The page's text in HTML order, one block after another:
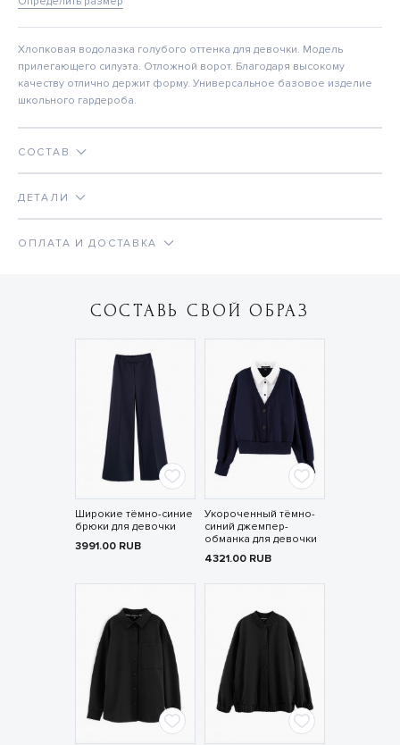
Хлопковая водолазка голубого оттенка для девочки. Модель
прилегающего силуэта. Отложной ворот. Благодаря высокому
качеству отлично держит форму. Универсальное базовое изделие
школьного гардероба.
СОСТАВ
ДЕТАЛИ
ОПЛАТА И ДОСТАВКА
СОСТАВЬ СВОЙ ОБРАЗ
Широкие тёмно-синие
брюки для девочки
3991.00 RUB
Укороченный тёмно-
синий джемпер-
обманка для девочки
4321.00 RUB